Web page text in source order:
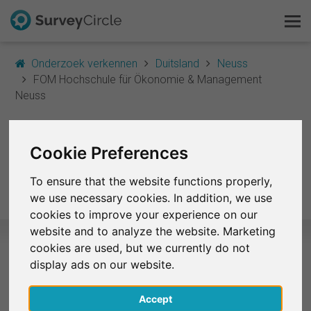
Cookie Preferences
To ensure that the website functions properly,
we use necessary cookies. In addition, we use
cookies to improve your experience on our
website and to analyze the website. Marketing
cookies are used, but we currently do not
display ads on our website.
Accept
Onderzoek verkennen Duitsland
Neuss
FOM Hochschule für Ökonomie & Management
Neuss
Ökonomie &
Management Neuss
Geselecteerde onderzoeken – FOM
Hochschule für Ökonomie &
Management Neuss
FAQ
Gratis registreren
Inloggen
English